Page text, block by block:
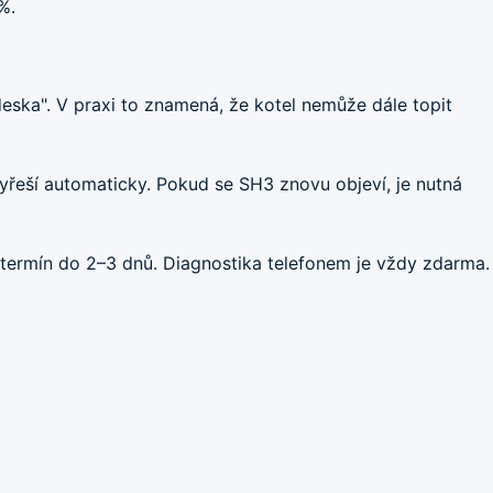
V praxi to znamená, že kotel nemůže dále topit
automaticky. Pokud se SH3 znovu objeví, je nutná
do 2–3 dnů. Diagnostika telefonem je vždy zdarma.